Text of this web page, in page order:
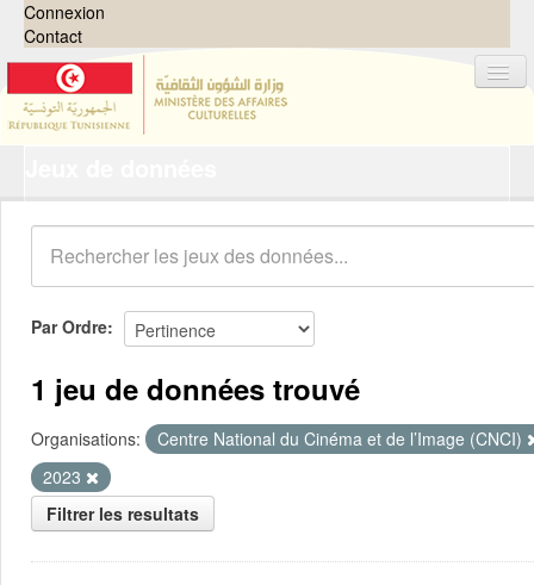
Connexion
Contact
Organisations
Groupes
Demandes 0
À propos
Par Ordre
1 jeu de données trouvé
Organisations:
Centre National du Cinéma et de l’Image (CNCI)
2023
Filtrer les resultats